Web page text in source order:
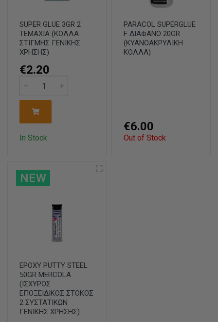
SUPER GLUE 3GR 2
ΤΕΜΑΧΙΑ (ΚΟΛΛΑ
ΣΤΙΓΜΗΣ ΓΕΝΙΚΗΣ
ΧΡΗΣΗΣ)
€2.20
In Stock
PARACOL SUPERGLUE
F ΔΙΑΦΑΝΟ 20GR
(ΚΥΑΝΟΑΚΡΥΛΙΚΗ
ΚΟΛΛΑ)
€6.00
Out of Stock
NEW
EPOXY PUTTY STEEL
50GR MERCOLA
(ΙΣΧΥΡΟΣ
ΕΠΟΞΕΙΔΙΚΟΣ ΣΤΟΚΟΣ
2 ΣΥΣΤΑΤΙΚΩΝ
ΓΕΝΙΚΗΣ ΧΡΗΣΗΣ)